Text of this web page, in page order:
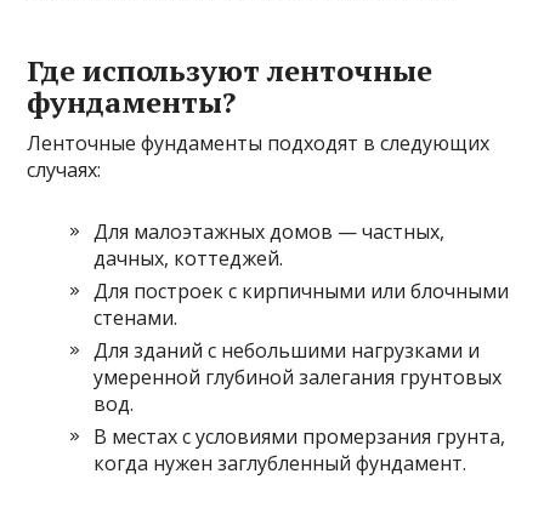
Где используют ленточные
фундаменты?
Ленточные фундаменты подходят в следующих
случаях:
Для малоэтажных домов — частных,
дачных, коттеджей.
Для построек с кирпичными или блочными
стенами.
Для зданий с небольшими нагрузками и
умеренной глубиной залегания грунтовых
вод.
В местах с условиями промерзания грунта,
когда нужен заглубленный фундамент.